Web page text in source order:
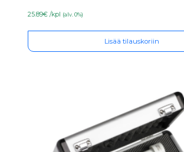
25.89€ /kpl (alv. 0%)
Lisää tilauskoriin